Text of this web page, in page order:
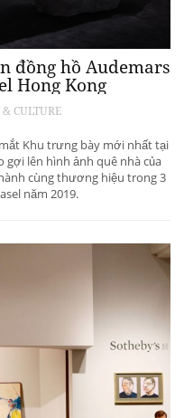
đồng hồ Audemars
Hong Kong
CULTURE
Khu trưng bày mới nhất tại
gợi lên hình ảnh quê nhà của
cùng thương hiệu trong 3
năm 2019.